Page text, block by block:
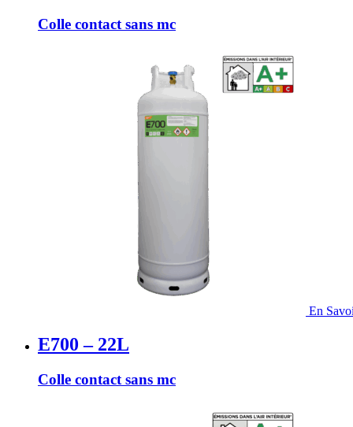
Colle contact sans mc
En
E700 – 22L
Colle contact sans mc